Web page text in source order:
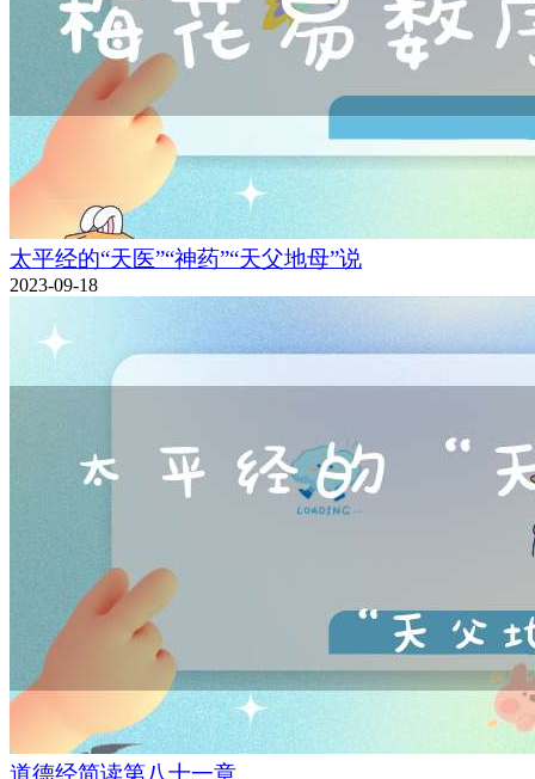
太平经的“天医”“神药”“天父地母”说
2023-09-18
道德经简读第八十一章